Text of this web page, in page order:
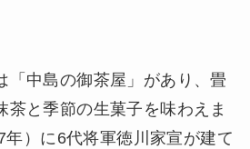
「中島の御茶屋」があり、畳
茶と季節の生菓子を味わえま
）に6代将軍徳川家宣が建て